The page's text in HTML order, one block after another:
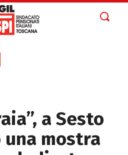
a Sesto
mostra